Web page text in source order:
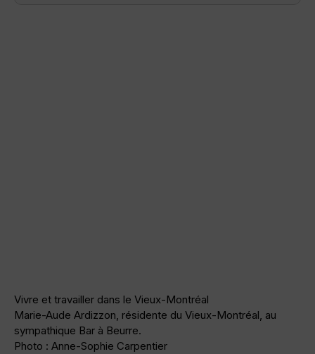
Vivre et travailler dans le Vieux-Montréal
Marie-Aude Ardizzon, résidente du Vieux-Montréal, au
sympathique Bar à Beurre.
Photo : Anne-Sophie Carpentier